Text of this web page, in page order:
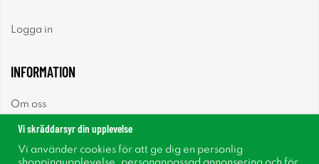
Logga in
INFORMATION
Om oss
Vi skräddarsyr din upplevelse
Vi använder cookies för att ge dig en personlig